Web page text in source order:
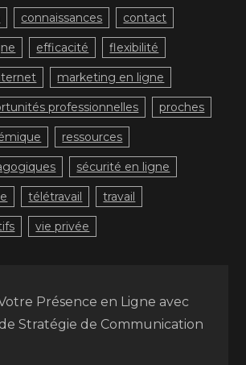
connaissances contact
efficacité flexibilité
marketing en ligne
professionnelles proches
ressources
sécurité en ligne
télétravail travail
vie privée
Présence en Ligne avec
Stratégie de Communication